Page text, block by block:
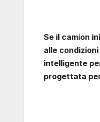
Se il camion
alle
intelligente
progettata